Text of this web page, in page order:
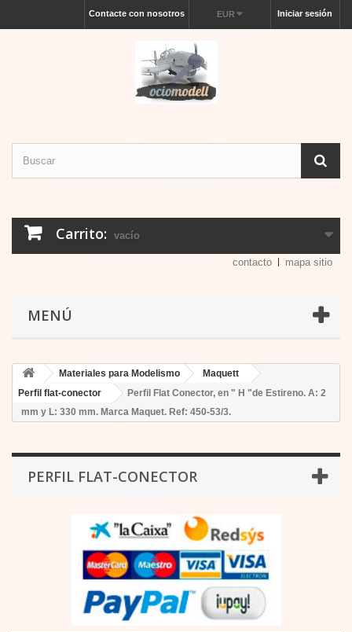
Iniciar sesión
EUR
Contacte con nosotros
Carrito: vacío
contacto mapa sitio
MENÚ
Materiales para Modelismo
Maquett
Perfil flat-conector
Perfil Flat Conector, en " H "de Estireno. A: 2
mm y L: 330 mm. Marca Maquet. Ref: 450-53/3.
PERFIL FLAT-CONECTOR